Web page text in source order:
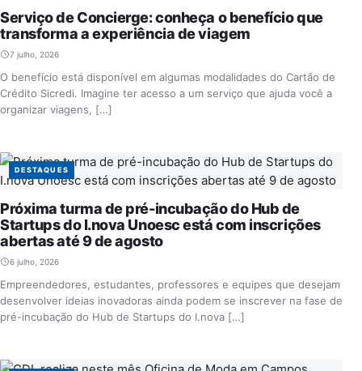
Serviço de Concierge: conheça o benefício que
transforma a experiência de viagem
7 julho, 2026
O benefício está disponível em algumas modalidades do Cartão de
Crédito Sicredi. Imagine ter acesso a um serviço que ajuda você a
organizar viagens, […]
DESTAQUES
Próxima turma de pré-incubação do Hub de
Startups do I.nova Unoesc está com inscrições
abertas até 9 de agosto
6 julho, 2026
Empreendedores, estudantes, professores e equipes que desejam
desenvolver ideias inovadoras ainda podem se inscrever na fase de
pré-incubação do Hub de Startups do I.nova […]